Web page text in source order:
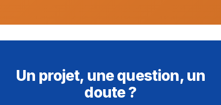
Un projet, une question, un
doute ?